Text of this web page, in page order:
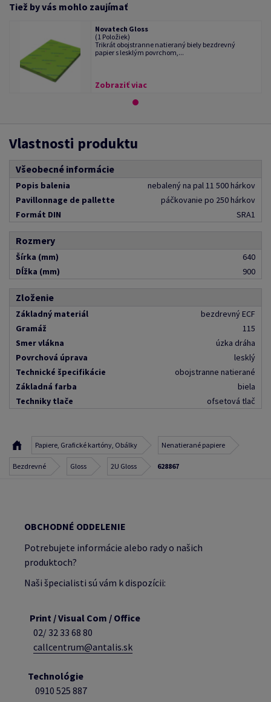
Tiež by vás mohlo zaujímať
Novatech Gloss
(1 Položiek)
Trikrát obojstranne natieraný biely bezdrevný
papier s lesklým povrchom,...
Zobraziť viac
Vlastnosti produktu
Všeobecné informácie
Popis balenia
nebalený na pal 11 500 hárkov
Pavillonnage de pallette
páčkovanie po 250 hárkov
Formát DIN
SRA1
Rozmery
Šírka (mm)
640
Dĺžka (mm)
900
Zloženie
Základný materiál
bezdrevný ECF
Gramáž
115
Smer vlákna
úzka dráha
Povrchová úprava
lesklý
Technické špecifikácie
obojstranne natierané
Základná farba
biela
Techniky tlače
ofsetová tlač
Papiere, Grafické kartóny, Obálky Nenatierané papiere
Bezdrevné Gloss 2U Gloss 628867
OBCHODNÉ ODDELENIE
Potrebujete informácie alebo rady o našich
produktoch?
Naši špecialisti sú vám k dispozícii:
Print / Visual Com / Office
02/ 32 33 68 80
callcentrum@antalis.sk
Technológie
0910 525 887